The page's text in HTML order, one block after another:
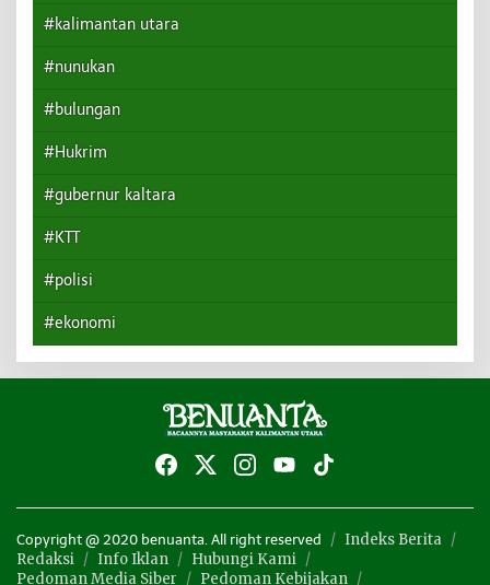
#kalimantan utara
#nunukan
#bulungan
#Hukrim
#gubernur kaltara
#KTT
#polisi
#ekonomi
Copyright @ 2020 benuanta. All right reserved
Indeks Berita
Redaksi
Info Iklan
Hubungi Kami
Pedoman Media Siber
Pedoman Kebijakan